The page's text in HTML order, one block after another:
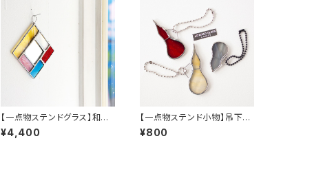
【一点物ステンドグラス】和田
良弘／ワンダーミラー（引掛
けリング付き）B
¥4,400
【一点物ステンド小物】吊下げ
ひょうたんA〜C／和田良弘
¥800